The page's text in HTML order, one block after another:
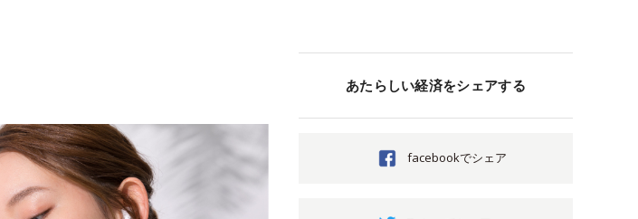
あたらしい経済をシェアする
facebookでシェア